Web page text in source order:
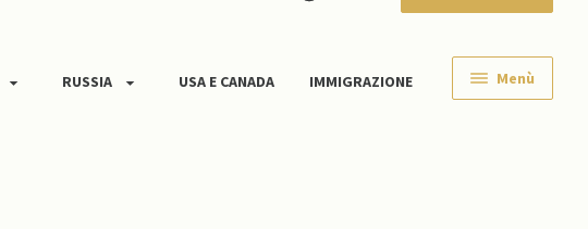
RUSSIA USA E CANADA IMMIGRAZIONE Menù